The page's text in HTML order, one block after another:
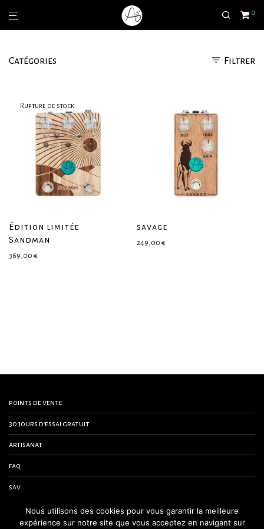
0
Catégories Filtrer
Édition limitée
Sandman
369,00 €
savage
249,00 €
points de vente
30 jours d’essai gratuit
artisanat
faq
sav
contactez-nous
Nous utilisons des cookies pour vous garantir la meilleure
expérience sur notre site que vous acceptez en navigant sur